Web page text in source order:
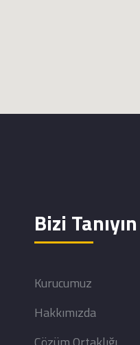
Bizi Tanıyın
Kurucumuz
Hakkımızda